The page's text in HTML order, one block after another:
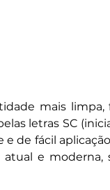
mais limpa,
letras SC
de fácil
e moderna,